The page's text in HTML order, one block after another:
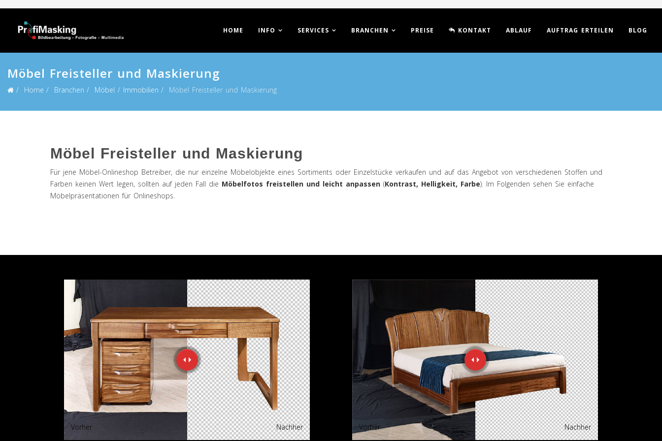
HOME INFO SERVICES BRANCHEN PREISE KONTAKT ABLAUF AUFTRAG ERTEILEN BLOG
Möbel Freisteller und Maskierung
Home Branchen Möbel / Immobilien Möbel Freisteller und Maskierung
Möbel Freisteller und Maskierung
Für jene Möbel-Onlineshop Betreiber, die nur einzelne Möbelobjekte eines Sortiments oder Einzelstücke verkaufen und auf das Angebot von verschiedenen Stoffen und
Farben keinen Wert legen, sollten auf jeden Fall die Möbelfotos freistellen und leicht anpassen (Kontrast, Helligkeit, Farbe). Im Folgenden sehen Sie einfache
Möbelpräsentationen für Onlineshops.
Nachher
Vorher Nachher
Vorher